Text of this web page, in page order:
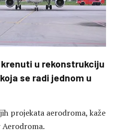
u rekonstrukciju
se radi jednom u
projekata aerodroma, kaže
Aerodroma.